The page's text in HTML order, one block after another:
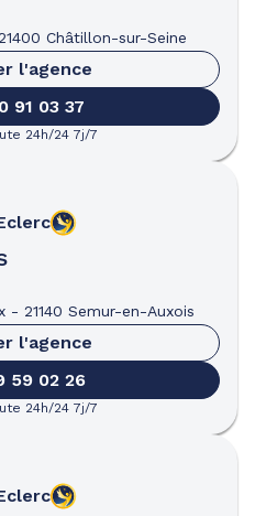
Châtillon-sur-Seine
l'agence
91 03 37
24h/24 7j/7
- 21140 Semur-en-Auxois
l'agence
59 02 26
24h/24 7j/7